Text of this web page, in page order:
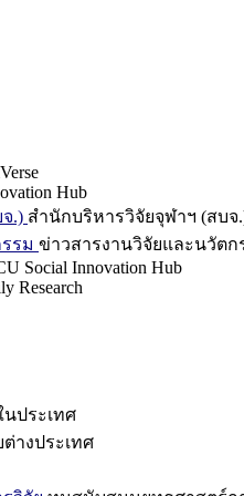
Hub
.) สำนักบริหารวิจัยจุฬาฯ (สบจ
รม ข่าวสารงานวิจัยและนวัตก
Social Innovation Hub
Research
ประเทศ
างประเทศ